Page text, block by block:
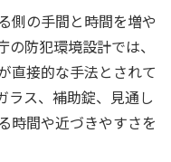
側の手間と時間を増や
防犯環境設計では、
直接的な手法とされて
ラス、補助錠、見通し
時間や近づきやすさを